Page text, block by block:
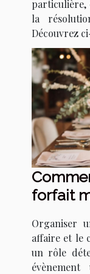
particulière,
la
Découvrez
forfait
Organiser
affaire et le
un rôle